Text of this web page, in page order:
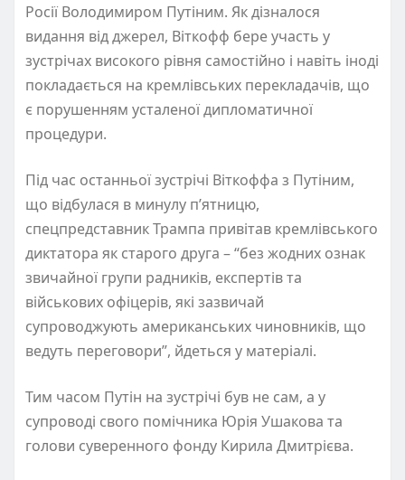
Росії Володимиром Путіним. Як дізналося
видання від джерел, Віткофф бере участь у
зустрічах високого рівня самостійно і навіть іноді
покладається на кремлівських перекладачів, що
є порушенням усталеної дипломатичної
процедури.
Під час останньої зустрічі Віткоффа з Путіним,
що відбулася в минулу п’ятницю,
спецпредставник Трампа привітав кремлівського
диктатора як старого друга – “без жодних ознак
звичайної групи радників, експертів та
військових офіцерів, які зазвичай
супроводжують американських чиновників, що
ведуть переговори”, йдеться у матеріалі.
Тим часом Путін на зустрічі був не сам, а у
супроводі свого помічника Юрія Ушакова та
голови суверенного фонду Кирила Дмитрієва.